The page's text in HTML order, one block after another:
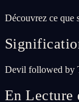
Découvrez ce que
Devil followed by
En Lecture